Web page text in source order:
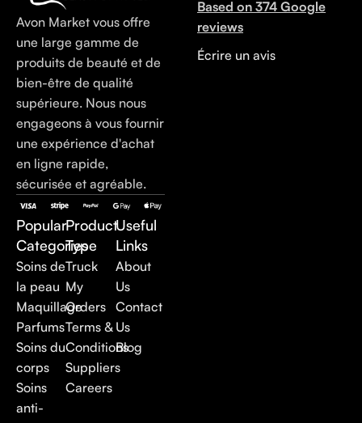
Avon Market vous offre
une large gamme de
produits de beauté et de
bien-être de qualité
supérieure. Nous nous
engageons à vous fournir
une expérience d'achat
en ligne rapide,
sécurisée et agréable.
Popular
Categories
Soins de
la peau
Maquillage
Parfums
Soins du
corps
Soins
anti-
Product
Type
Truck
My
Orders
Terms &
Conditions
Suppliers
Careers
Useful
Links
About
Us
Contact
Us
Blog
Based on 374 Google
reviews
Écrire un avis